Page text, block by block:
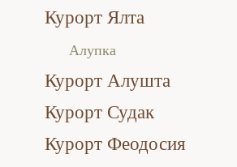
Курорт Ялта
Алупка
Курорт Алушта
Курорт Судак
Курорт Феодосия